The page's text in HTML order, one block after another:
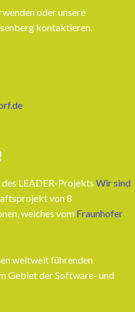
oder unsere
kontaktieren.
LEADER-Projekts Wir sind
von 8
welches vom Fraunhofer
weltweit führenden
Gebiet der Software- und